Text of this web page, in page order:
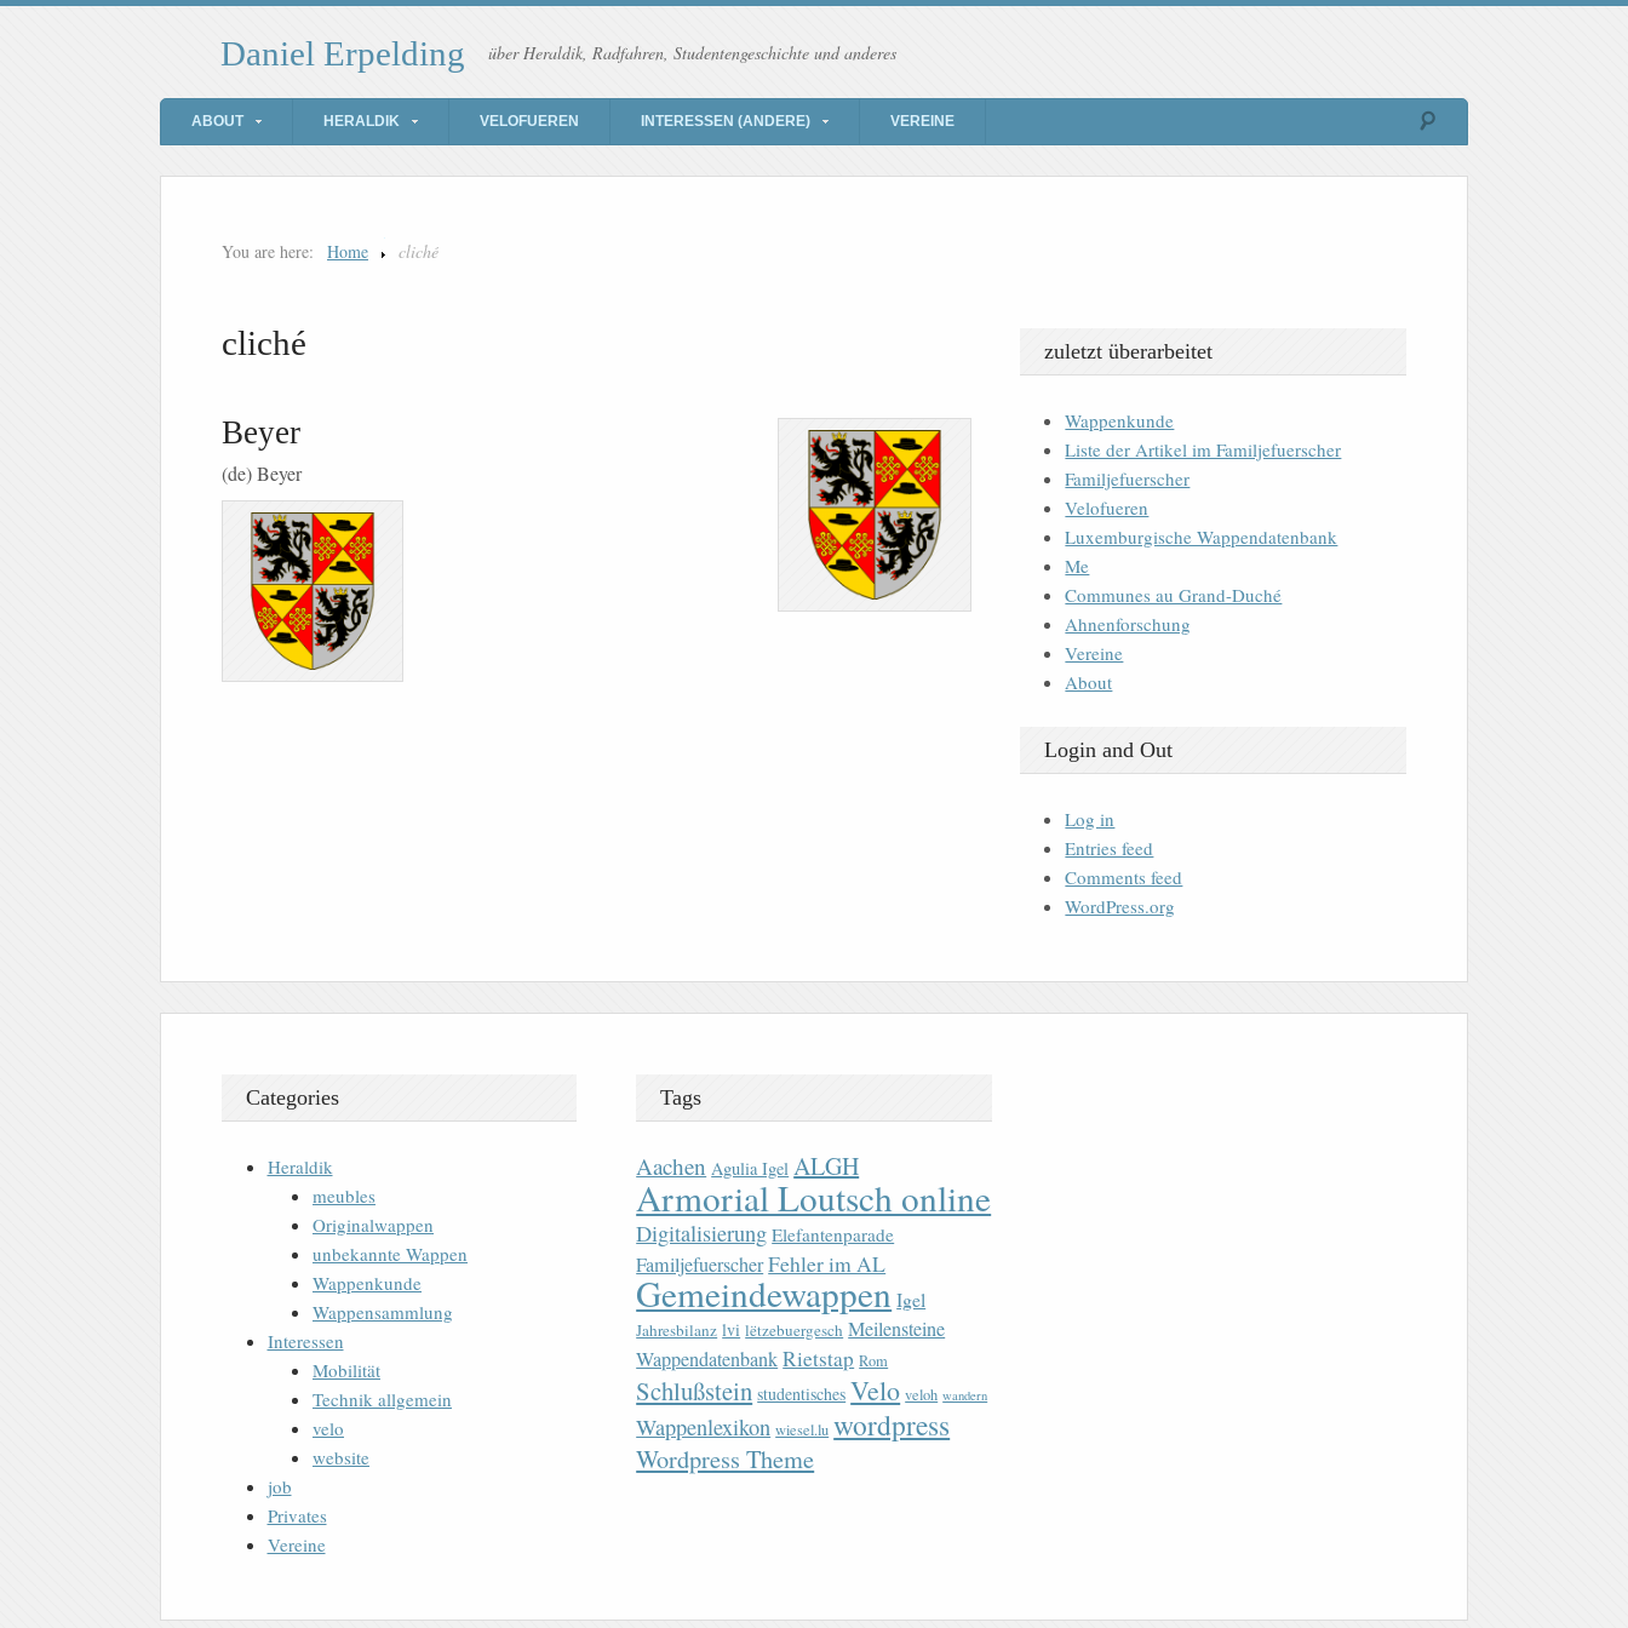
Daniel Erpelding über Heraldik, Radfahren, Studentengeschichte und anderes
ABOUT HERALDIK VELOFUEREN INTERESSEN (ANDERE) VEREINE
You are here: Home cliché
cliché
Beyer
(de) Beyer
zuletzt überarbeitet
Wappenkunde
Liste der Artikel im Familjefuerscher
Familjefuerscher
Velofueren
Luxemburgische Wappendatenbank
Me
Communes au Grand-Duché
Ahnenforschung
Vereine
About
Login and Out
Log in
Entries feed
Comments feed
WordPress.org
Categories
Heraldik
meubles
Originalwappen
unbekannte Wappen
Wappenkunde
Wappensammlung
Interessen
Mobilität
Technik allgemein
velo
website
job
Privates
Vereine
Tags
Aachen Agulia Igel ALGH
Armorial Loutsch online
Digitalisierung Elefantenparade
FamiljefuerscherFehler im AL
Gemeindewappen Igel
Jahresbilanz lvi lëtzebuergesch Meilensteine
WappendatenbankRietstap Rom
Schlußstein studentisches Velo veloh wandern
Wappenlexikon wiesel.lu wordpress
Wordpress Theme